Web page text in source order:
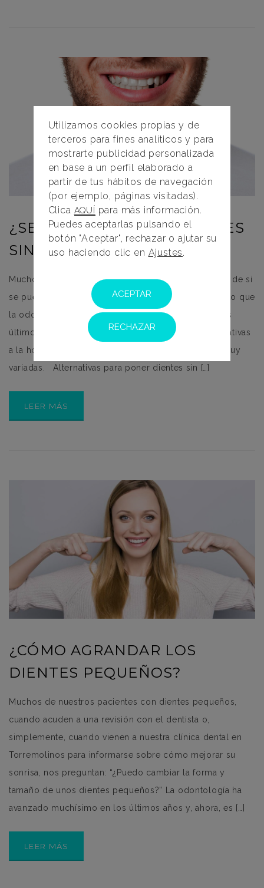
¿SE PUEDEN PONER DIENTES
SIN IMPLANTES?
Muchos pacientes visitan nuestra clínica con la duda de si
se pueden poner dientes sin implantes o no. Es cierto que
la odontología ha avanzado significativamente en los
últimos años en términos de tecnología, y las alternativas
a la hora de solucionar la ausencia de dientes son muy
variadas. Alternativas para poner dientes sin […]
LEER MÁS
¿CÓMO AGRANDAR LOS
DIENTES PEQUEÑOS?
Muchos de nuestros pacientes con dientes pequeños,
cuando acuden a una revisión con el dentista o,
simplemente, cuando vienen a nuestra clínica dental en
Torremolinos para informarse sobre cómo mejorar su
sonrisa, nos preguntan: “¿Puedo cambiar la forma y
tamaño de unos dientes pequeños?” La odontología ha
avanzado muchísimo en los últimos años y, ahora, es […]
LEER MÁS
Utilizamos cookies propias y de
terceros para fines analíticos y para
mostrarte publicidad personalizada
en base a un perfil elaborado a
partir de tus hábitos de navegación
(por ejemplo, páginas visitadas).
Clica AQUÍ para más información.
Puedes aceptarlas pulsando el
botón "Aceptar", rechazar o ajutar su
uso haciendo clic en Ajustes.
ACEPTAR
RECHAZAR